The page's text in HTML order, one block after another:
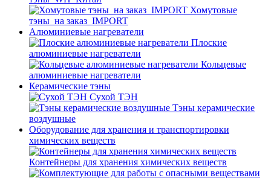
Хомутовые
тэны_на заказ_IMPORT
Алюминиевые нагреватели
Плоские
алюминиевые нагреватели
Кольцевые
алюминиевые нагреватели
Керамические тэны
Сухой ТЭН
Тэны керамические
воздушные
Оборудование для хранения и транспортировки
химических веществ
Контейнеры для хранения химических веществ